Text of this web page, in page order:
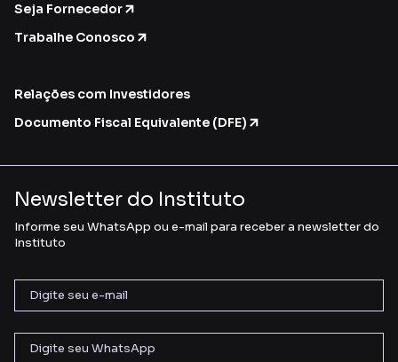
Seja Fornecedor
Trabalhe Conosco
Relações com Investidores
Documento Fiscal Equivalente (DFE)
Newsletter do Instituto
Informe seu WhatsApp ou e-mail para receber a newsletter do
Instituto